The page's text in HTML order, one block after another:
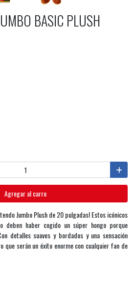
BASIC PLUSH
Agregar al carro
Jumbo Plush de 20 pulgadas! Estos icónicos
deben haber cogido un súper hongo porque
detalles suaves y bordados y una sensación
que serán un éxito enorme con cualquier fan de